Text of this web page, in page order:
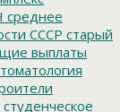
среднее
СССР старый
выплаты
студенческое